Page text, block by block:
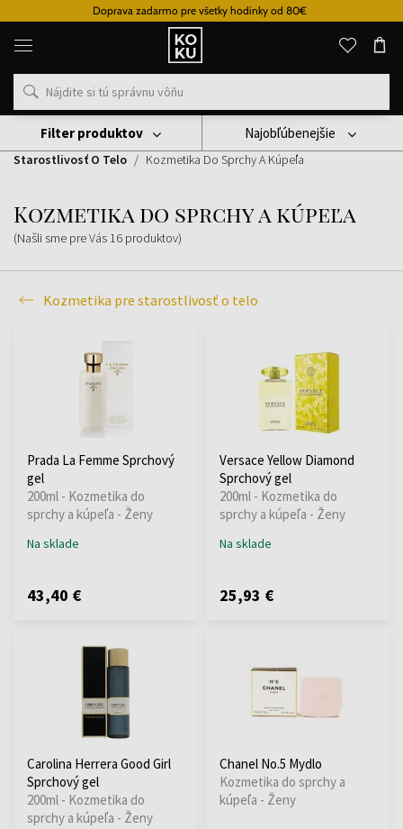
Doprava zadarmo pre všetky hodinky od 80€
Originálne
parfémy
hodinky
na
mieste
Kozmetika
Kozmetika Na Telo
Kozmetika Pre
Starostlivosť O Telo
Kozmetika Do Sprchy A Kúpeľa
Kozmetika do sprchy a kúpeľa
(Našli sme pre Vás 16 produktov)
Najobľúbenejšie
Kozmetika pre starostlivosť o telo
Filter produktov
Prada La Femme Sprchový
gel
200ml - Kozmetika do
sprchy a kúpeľa - Ženy
Na sklade
43,40 €
Versace Yellow Diamond
Sprchový gel
200ml - Kozmetika do
sprchy a kúpeľa - Ženy
Na sklade
25,93 €
Carolina Herrera Good Girl
Sprchový gel
200ml - Kozmetika do
sprchy a kúpeľa - Ženy
Chanel No.5 Mydlo
Kozmetika do sprchy a
kúpeľa - Ženy